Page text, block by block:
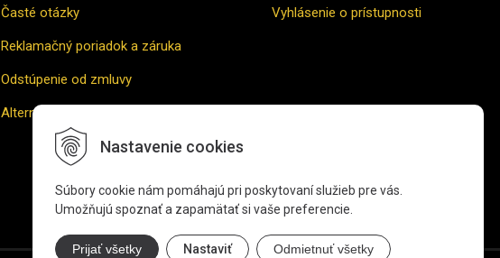
Nastavenie cookies
Súbory cookie nám pomáhajú pri poskytovaní služieb pre vás.
Umožňujú spoznať a zapamätať si vaše preferencie.
Prijať všetky Nastaviť Odmietnuť všetky
Časté otázky
Reklamačný poriadok a záruka
Odstúpenie od zmluvy
Alternatívne riešenie sporu
Vyhlásenie o prístupnosti